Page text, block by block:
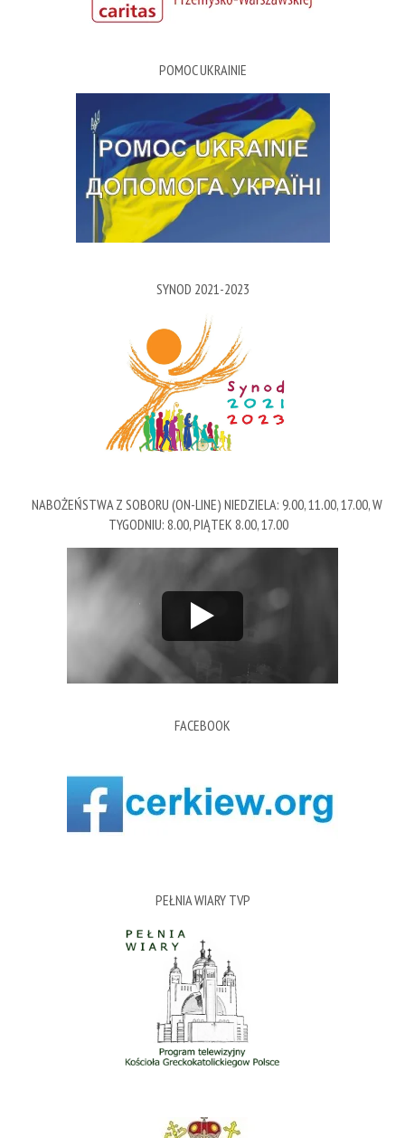
POMOC UKRAINIE
SYNOD 2021-2023
NABOŻEŃSTWA Z SOBORU (ON-LINE) NIEDZIELA: 9.00, 11.00, 17.00, W
TYGODNIU: 8.00, PIĄTEK 8.00, 17.00
FACEBOOK
PEŁNIA WIARY TVP